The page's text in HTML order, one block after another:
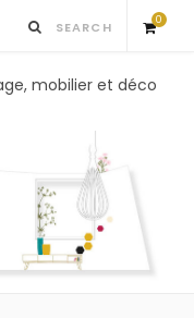
0
S
p
mobilier et déco